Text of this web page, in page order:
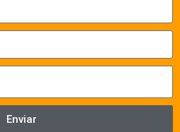
Enviar